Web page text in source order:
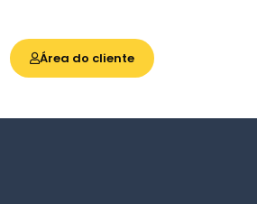
Área do cliente